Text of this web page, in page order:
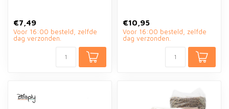
€7,49
Voor 16:00 besteld, zelfde
dag verzonden.
€10,95
Voor 16:00 besteld, zelfde
dag verzonden.